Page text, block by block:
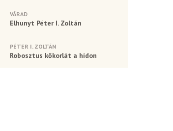
VÁRAD
Elhunyt Péter I. Zoltán
PÉTER I. ZOLTÁN
Robosztus kőkorlát a hídon